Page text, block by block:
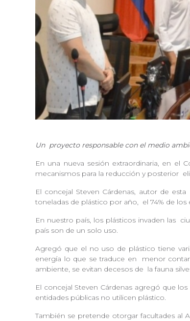
Un proyecto responsable con el medio
En una nueva sesión extraordinaria, en el
mecanismos para la reducción y posterior
El concejal Steven Cárdenas, autor de esta
toneladas de plástico por año, el 74% de
En nuestro país, los plásticos invaden las
país son de un solo uso.
Agregó que el no uso de plástico tiene
energía lo que se traduce en
menor
ambiente, se evitan decesos de la fauna
El concejal Steven Cárdenas agregó que los
entidades públicas no utilicen plástico.
También se pretende otorgar facultades al